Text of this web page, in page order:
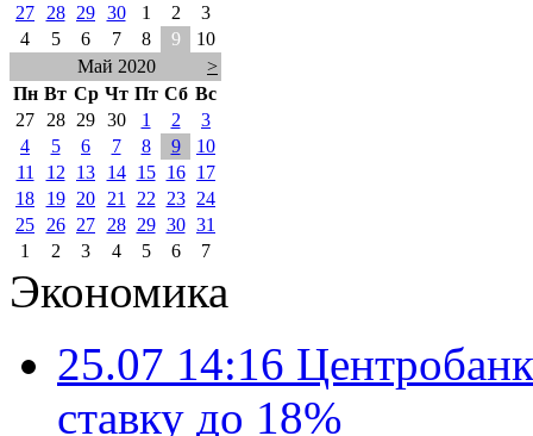
27
28 29 30 1 2
3
4
5 6 7 8 9
10
Май 2020
>
Пн Вт Ср Чт Пт Сб Вс
27
28 29 30 1 2
3
4
5 6 7 8 9
10
11
12 13 14 15 16
17
18
19 20 21 22 23
24
25
26 27 28 29 30 31
1
2 3 4 5 6 7
Экономика
25.07 14:16
ставку до 18%